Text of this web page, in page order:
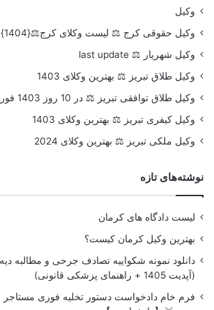
وکیل
وکیل حقوقی کرج ⚖️ لیست وکلای کرج⚖️{1404}
وکیل شهریار ⚖️ last update
وکیل طلاق تبریز ⚖️ بهترین وکلای 1403
وکیل طلاق توافقی تبریز ⚖️ در 10 روز 1403 فوری
وکیل کیفری تبریز ⚖️ بهترین وکلای 1403
وکیل ملکی تبریز ⚖️ بهترین وکلای 2024
نوشته‌های تازه
لیست دادگاه های کرمان
بهترین وکیل کرمان کیست؟
دانلود نمونه شکواییه تصادف جرحی و مطالبه
(آپدیت 1405 + راهنمای پزشکی قانونی)
فرم خام دادخواست دستور تخلیه فوری